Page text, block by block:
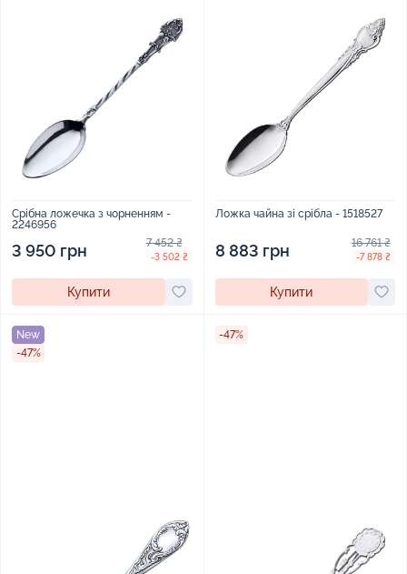
Срібна ложечка з чорненням -
2246956
3 950 грн 7 452 ₴
-3 502 ₴
Купити
Ложка чайна зі срібла - 1518527
8 883 грн 16 761 ₴
-7 878 ₴
Купити
New
-47%
-47%